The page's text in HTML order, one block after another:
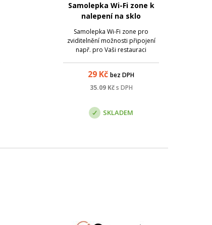
Samolepka Wi-Fi zone k
nalepení na sklo
Samolepka Wi-Fi zone pro
zviditelnění možnosti připojení
např. pro Vaši restauraci
29 Kč bez DPH
35.09Kč s DPH
SKLADEM